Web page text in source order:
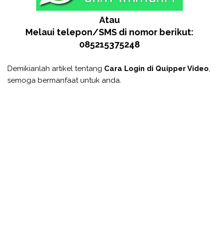
Atau
Melaui telepon/SMS di nomor berikut:
085215375248
Demikianlah artikel tentang Cara Login di Quipper Video
semoga bermanfaat untuk anda.